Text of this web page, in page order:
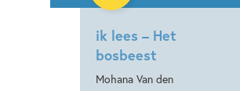
ik lees – Het
bosbeest
Mohana Van den